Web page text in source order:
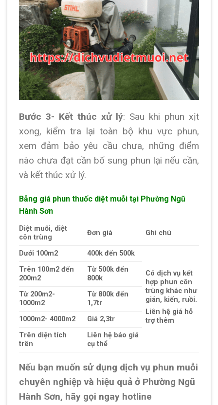
Bước 3- Kết thúc xử lý: Sau khi phun xịt
xong, kiểm tra lại toàn bộ khu vực phun,
xem đảm bảo yêu cầu chưa, những điểm
nào chưa đạt cần bổ sung phun lại nếu cần,
và kết thúc xử lý.
Bảng giá phun thuốc diệt muỗi tại Phường Ngũ
Hành Sơn
Diệt muỗi, diệt
côn trùng
Đơn giá Ghi chú
Dưới 100m2 400k đến 500k
Có dịch vụ kết
hợp phun côn
trùng khác như
gián, kiến, ruồi.
Liên hệ giá hỗ
trợ thêm
Trên 100m2 đến
200m2
Từ 500k đến
800k
Từ 200m2-
1000m2
Từ 800k đến
1,7tr
1000m2- 4000m2
Giá 2,3tr
Trên diện tích
trên
Liên hệ báo giá
cụ thể
Nếu bạn muốn sử dụng dịch vụ phun muỗi
chuyên nghiệp và hiệu quả ở Phường Ngũ
Hành Sơn, hãy gọi ngay hotline